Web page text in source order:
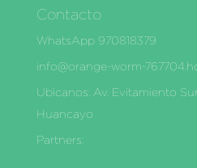
Contacto
WhatsApp 970818379
info@orange-worm-
Ubìcanos: Av. Evitamiento
Huancayo
Partners: